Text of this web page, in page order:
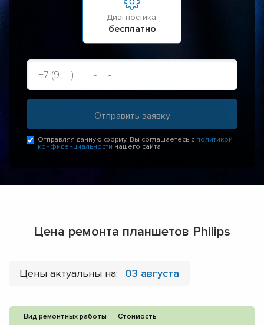
Диагностика:
бесплатно
Отправляя данную форму, Вы соглашаетесь с политикой
конфиденциальности нашего сайта
Цена ремонта планшетов Philips
Цены актуальны на: 03 августа
Вид ремонтных работы Стоимость